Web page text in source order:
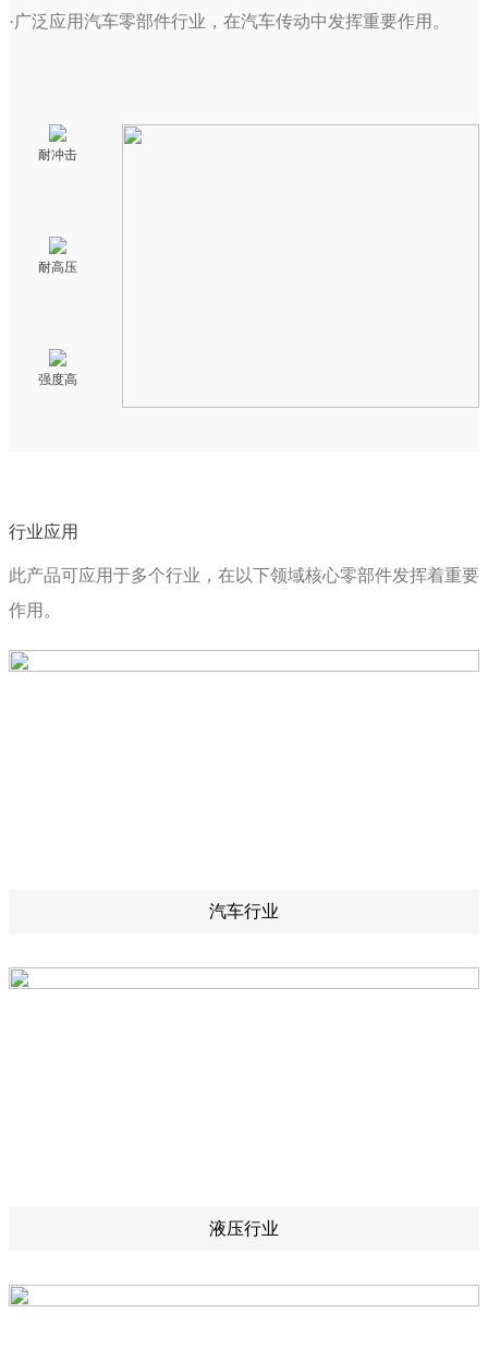
·广泛应用汽车零部件行业，在汽车传动中发挥重要作用。
耐冲击
耐高压
强度高
行业应用
此产品可应用于多个行业，在以下领域核心零部件发挥着重要
作用。
汽车行业
液压行业